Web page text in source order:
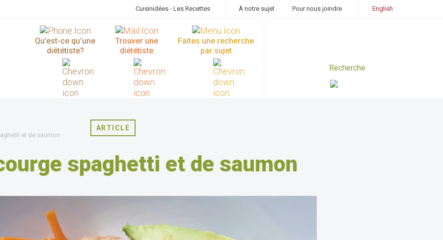
Cuisinidées - Les Recettes À notre sujet Pour nous joindre English
Qu’est-ce qu’une
diététiste?
Trouver une
diététiste
Faites une recherche
par sujet
et de saumon
ARTICLE
spaghetti et de saumon